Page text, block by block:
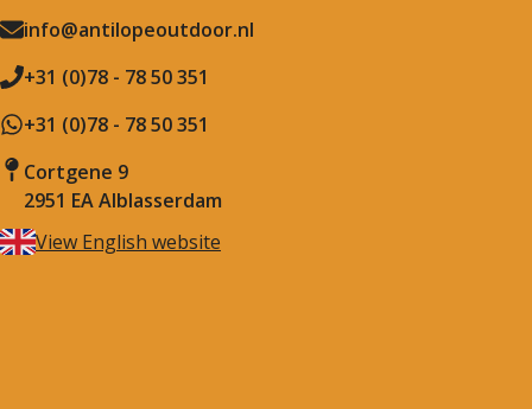
info@antilopeoutdoor.nl
+31 (0)78 - 78 50 351
+31 (0)78 - 78 50 351
Cortgene 9
2951 EA Alblasserdam
View English website